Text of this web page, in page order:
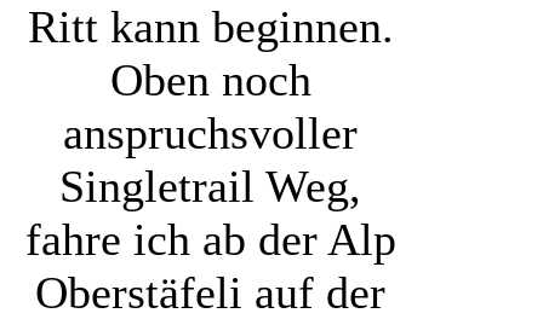
Ritt kann beginnen.
Oben noch
anspruchsvoller
Singletrail Weg,
fahre ich ab der Alp
Oberstäfeli auf der